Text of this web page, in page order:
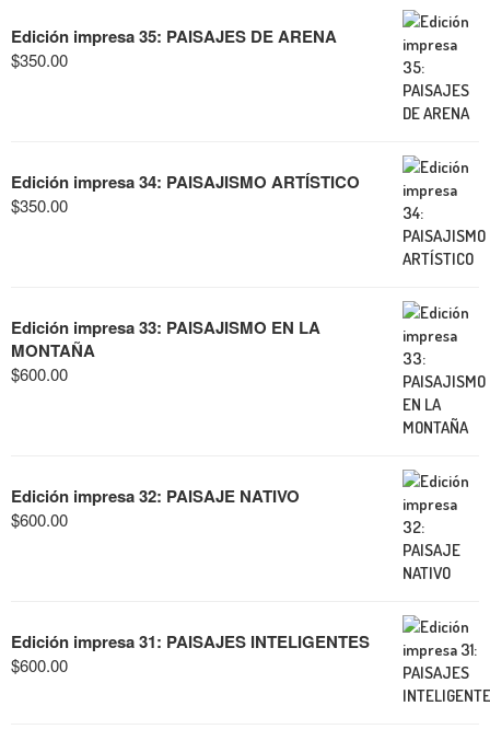
Edición impresa 35: PAISAJES DE ARENA
$350.00
Edición impresa 34: PAISAJISMO ARTÍSTICO
$350.00
Edición impresa 33: PAISAJISMO EN LA
MONTAÑA
$600.00
Edición impresa 32: PAISAJE NATIVO
$600.00
Edición impresa 31: PAISAJES INTELIGENTES
$600.00